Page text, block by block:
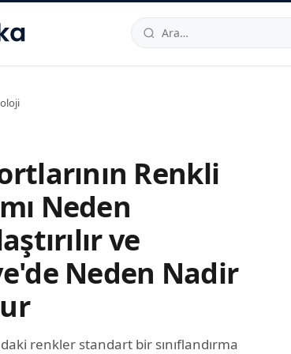
34520TRTelefon:0850 444
Renkli
Neden
ve
Neden Nadir
renkler standart bir sınıflandırma